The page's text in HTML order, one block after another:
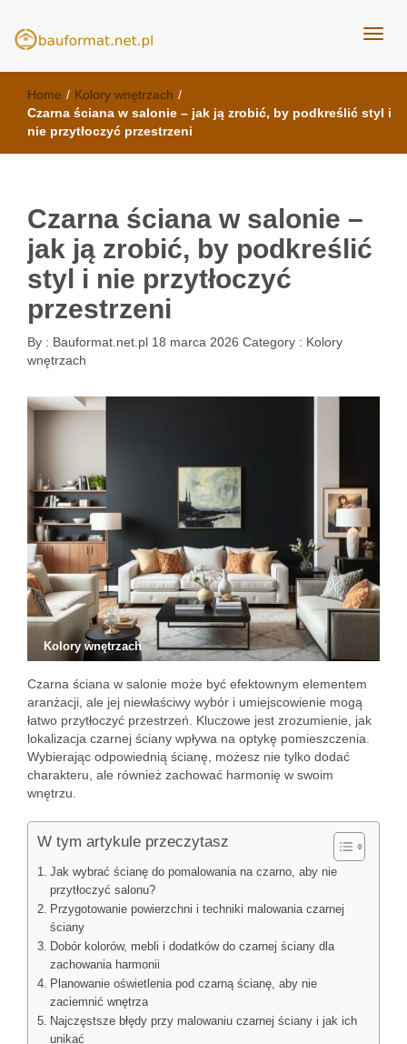
meble kuchenne Bauformat
Home / Kolory wnętrzach /
Czarna ściana w salonie – jak ją zrobić, by podkreślić styl i
nie przytłoczyć przestrzeni
Czarna ściana w salonie –
jak ją zrobić, by podkreślić
styl i nie przytłoczyć
przestrzeni
By : Bauformat.net.pl 18 marca 2026 Category : Kolory
wnętrzach
Kolory wnętrzach
Czarna ściana w salonie może być efektownym elementem
aranżacji, ale jej niewłaściwy wybór i umiejscowienie mogą
łatwo przytłoczyć przestrzeń. Kluczowe jest zrozumienie, jak
lokalizacja czarnej ściany wpływa na optykę pomieszczenia.
Wybierając odpowiednią ścianę, możesz nie tylko dodać
charakteru, ale również zachować harmonię w swoim
wnętrzu.
W tym artykule przeczytasz
Jak wybrać ścianę do pomalowania na czarno, aby nie
przytłoczyć salonu?
Przygotowanie powierzchni i techniki malowania czarnej
ściany
Dobór kolorów, mebli i dodatków do czarnej ściany dla
zachowania harmonii
Planowanie oświetlenia pod czarną ścianę, aby nie
zaciemnić wnętrza
Najczęstsze błędy przy malowaniu czarnej ściany i jak ich
unikać